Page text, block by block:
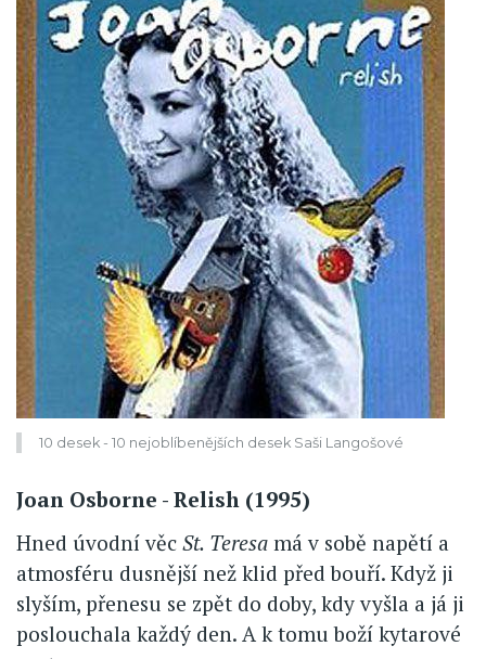
10 desek - 10 nejoblíbenějších desek Saši Langošové
Joan Osborne - Relish (1995)
Hned úvodní věc St. Teresa má v sobě napětí a
atmosféru dusnější než klid před bouří. Když ji
slyším, přenesu se zpět do doby, kdy vyšla a já ji
poslouchala každý den. A k tomu boží kytarové